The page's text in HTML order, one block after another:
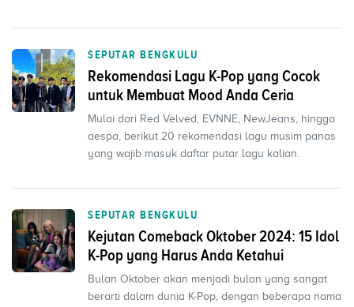
SEPUTAR BENGKULU
Rekomendasi Lagu K-Pop yang Cocok
untuk Membuat Mood Anda Ceria
Mulai dari Red Velved, EVNNE, NewJeans, hingga
aespa, berikut 20 rekomendasi lagu musim panas
yang wajib masuk daftar putar lagu kalian.
SEPUTAR BENGKULU
Kejutan Comeback Oktober 2024: 15 Idol
K-Pop yang Harus Anda Ketahui
Bulan Oktober akan menjadi bulan yang sangat
berarti dalam dunia K-Pop, dengan beberapa nama